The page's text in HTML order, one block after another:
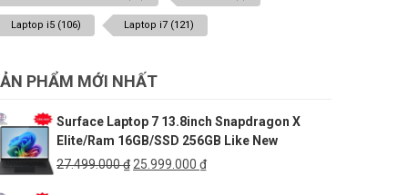
Laptop i5 (106) Laptop i7 (121)
PHẨM MỚI NHẤT
Surface Laptop 7 13.8inch Snapdragon X
Elite/Ram 16GB/SSD 256GB Like New
27.499.000₫ Giá
25.999.000 ₫Giá